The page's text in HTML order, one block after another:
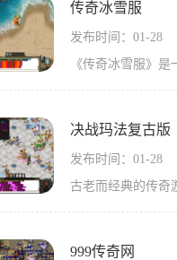
传奇冰雪服
发布时间：01-28
决战玛法复古版
发布时间：01-28
999传奇网